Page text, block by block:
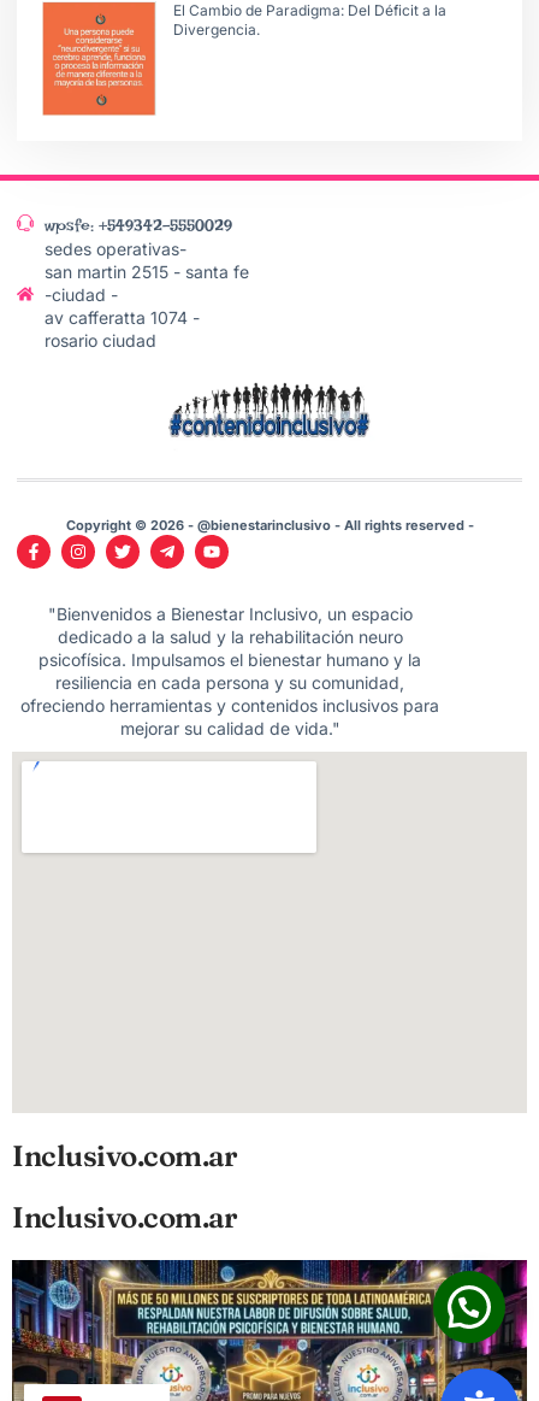
El Cambio de Paradigma: Del Déficit a la
Divergencia.
wpsfe: +549342-5550029
sedes operativas-
san martin 2515 - santa fe
-ciudad -
av cafferatta 1074 -
rosario ciudad
Copyright © 2026 - @bienestarinclusivo - All rights reserved -
"Bienvenidos a Bienestar Inclusivo, un espacio
dedicado a la salud y la rehabilitación neuro
psicofísica. Impulsamos el bienestar humano y la
resiliencia en cada persona y su comunidad,
ofreciendo herramientas y contenidos inclusivos para
mejorar su calidad de vida."
Inclusivo.com.ar
Inclusivo.com.ar